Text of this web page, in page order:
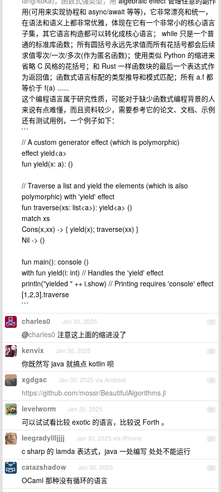
用(可用来实现协程和 async/await 等等)，它非常漂亮和统一，
在语法和语义上都非常优雅，体现在它有一个非常小的核心语言
子集，其它语言构造都可以转化成核心语言； while 只是一个普
通的标准库函数；所有圆括号永远先求值而所有花括号都会后续
求值零次/一次/多次(作为匿名函数)；使用类似 Python 的缩进来
省略 C 风格的花括号；和 Rust 一样函数块的最后一个表达式作
为返回值；函数式语言标配的类型推导和模式匹配；所有 a.f 都
等价于 f(a) ......
这个编程语言属于研究性质，可能对于缺少函数式编程背景的人
来说有点难懂，而且资料较少，需要参考它的论文、文档、示例
还有测试用例，一个例子如下：
```
// A custom generator effect (which is polymorphic)
effect yield<a>
fun yield(x: a): ()
// Traverse a list and yield the elements (which is also
polymorphic) with 'yield' effect
fun traverse(xs: list<a>): yield<a> ()
match xs
Cons(x,xx) -> { yield(x); traverse(xx) }
Nil -> ()
fun main(): console ()
with fun yield(i: int) // Handles the 'yield' effect
println("yielded " ++ i.show) // Printing requires 'console' effect
[1,2,3].traverse
```
17
charles0 Jan 30, 2025
@charles0 注意这上面的缩进没了
18
kenvix Jan 30, 2025
你既然写 java 就搞点 kotlin 呗
19
xgdgsc Jan 30, 2025 via Android
https://github.com/mossr/BeautifulAlgorithms.jl
20
levelworm Jan 30, 2025
可以试试看比较 exotic 的语言，比较说 Forth 。
21
leegradyllljjjj Jan 30, 2025 via iPhone
c sharp 的 lamda 表达式，java 一处编写 处处不能运行
22
catazshadow Jan 30, 2025
OCaml 那种没有循环的语言